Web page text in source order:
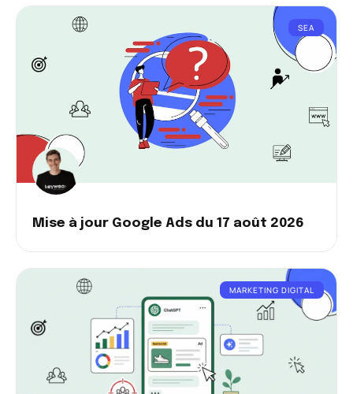
SEA
Mise à jour Google Ads du 17 août 2026
MARKETING DIGITAL